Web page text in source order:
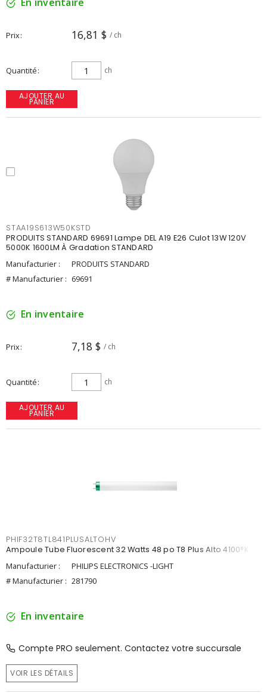
Prix 16,81 $ / ch
Quantité ch
AJOUTER AU
PANIER
STAA19S613W50KSTD
PRODUITS STANDARD 69691 Lampe DEL A19 E26 Culot 13W 120V
5000K 1600LM À Gradation STANDARD
Manufacturier :
PRODUITS STANDARD
# Manufacturier : 69691
En inventaire
Prix 7,18 $ / ch
Quantité ch
AJOUTER AU
PANIER
PHIF32T8TL841PLUSALTOHV
Ampoule Tube Fluorescent 32 Watts 48 po T8 Plus Alto 4100°K
Manufacturier :
PHILIPS ELECTRONICS -LIGHT
# Manufacturier : 281790
En inventaire
Compte PRO seulement. Contactez votre succursale
VOIR LES DÉTAILS